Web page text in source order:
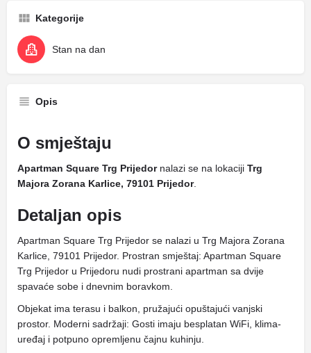
Kategorije
Stan na dan
Opis
O smještaju
Apartman Square Trg Prijedornalazi se na lokaciji Trg
Majora Zorana Karlice, 79101 Prijedor.
Detaljan opis
Apartman Square Trg Prijedor se nalazi u Trg Majora Zorana
Karlice, 79101 Prijedor. Prostran smještaj: Apartman Square
Trg Prijedor u Prijedoru nudi prostrani apartman sa dvije
spavaće sobe i dnevnim boravkom.
Objekat ima terasu i balkon, pružajući opuštajući vanjski
prostor. Moderni sadržaji: Gosti imaju besplatan WiFi, klima-
uređaj i potpuno opremljenu čajnu kuhinju.